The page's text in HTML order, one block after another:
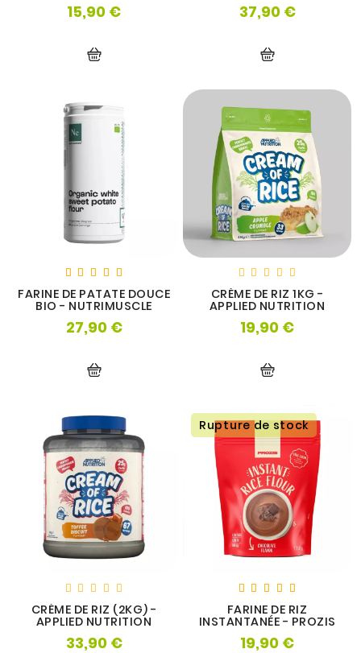
15,90 €Prix 37,90 €Prix
FARINE DE PATATE DOUCE
BIO - NUTRIMUSCLE
27,90 €Prix
CRÈME DE RIZ 1KG -
APPLIED NUTRITION
19,90 €Prix
CRÈME DE RIZ (2KG) -
APPLIED NUTRITION
33,90 €Prix
Rupture de stock
FARINE DE RIZ
INSTANTANÉE - PROZIS
19,90 €Prix